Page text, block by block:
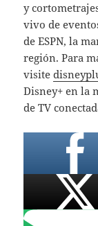
y
vivo de
de ESPN, la
región. Para
visite
Disney+ en la
de TV